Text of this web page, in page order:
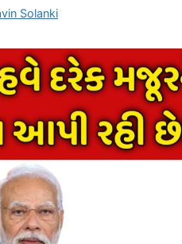
Solanki